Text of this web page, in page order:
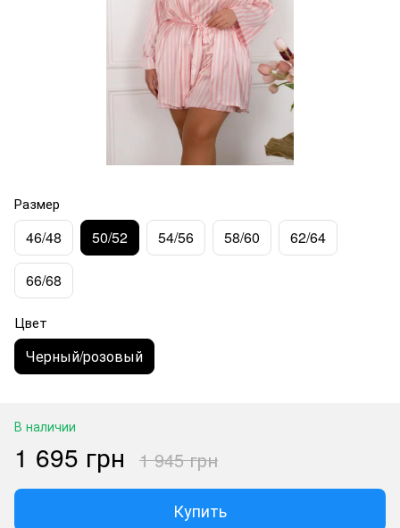
Размер
46/48 50/52 54/56 58/60 62/64
66/68
Цвет
Черный/розовый
В наличии
1 695 грн 1 945 грн
Купить